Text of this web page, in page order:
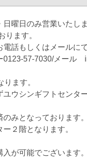
曜日のみ営業いたしま
ります。
話もしくはメールに
0123-57-7030/メール
ます。
ウシンギフトセンタ
みとなっております。
２階となります。
が可能でございます。